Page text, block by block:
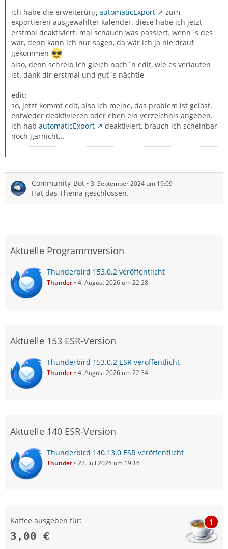
ich habe die erweiterung automaticExport
zum
exportieren ausgewählter kalender. diese habe ich jetzt
erstmal deaktiviert. mal schauen was passiert. wenn´s des
war, denn kann ich nur sagen, da wär ich ja nie drauf
gekommen
also, denn schreib ich gleich noch´n edit, wie es verlaufen
ist. dank dir erstmal und gut´s nächtle
edit:
so, jetzt kommt edit, also ich meine, das problem ist gelöst.
entweder deaktivieren oder eben ein verzeichnis angeben.
ich hab automaticExport
deaktiviert, brauch ich scheinbar
noch garnicht...
Community-Bot 3. September 2024 um 19:09
Hat das Thema geschlossen.
Aktuelle Programmversion
Thunderbird 153.0.2 veröffentlicht
Thunder 4. August 2026 um 22:28
Aktuelle 153 ESR-Version
Thunderbird 153.0.2 ESR veröffentlicht
Thunder 4. August 2026 um 22:34
Aktuelle 140 ESR-Version
Thunderbird 140.13.0 ESR veröffentlicht
Thunder 22. Juli 2026 um 19:16
Kaffee ausgeben für:
3,00 €
1